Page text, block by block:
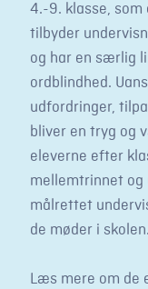
4.-9. klasse, som
tilbyder
og har en særlig
ordblindhed.
udfordringer,
bliver en tryg og
eleverne efter
mellemtrinnet og
målrettet
de møder i skolen.
Læs mere om de